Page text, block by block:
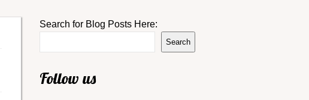
Search for Blog Posts Here:
Search
Follow us